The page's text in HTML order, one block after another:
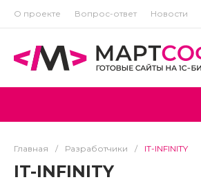
О проекте Вопрос-ответ Новости
Главная / Разработчики / IT-INFINITY
IT-INFINITY